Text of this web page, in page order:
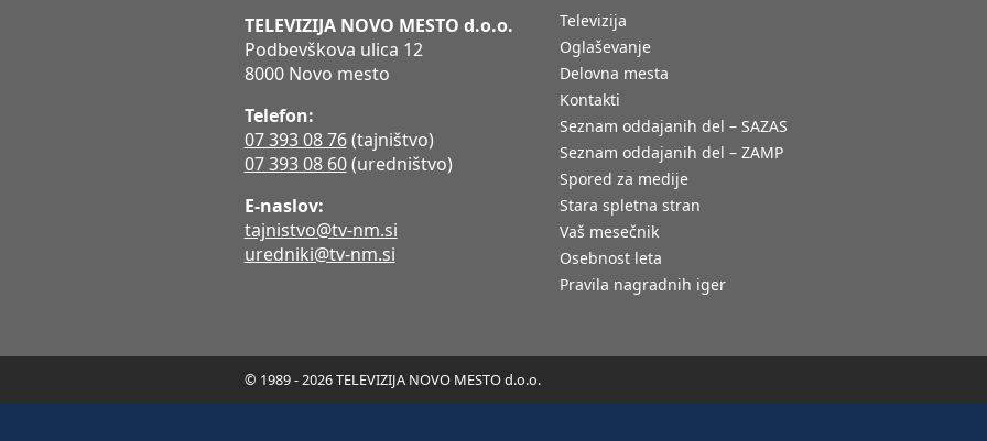
TELEVIZIJA NOVO MESTO d.o.o.
Podbevškova ulica 12
8000 Novo mesto
Telefon:
07 393 08 76(tajništvo)
07 393 08 60(uredništvo)
E-naslov:
tajnistvo@tv-nm.si
uredniki@tv-nm.si
Televizija
Oglaševanje
Delovna mesta
Kontakti
Seznam oddajanih del – SAZAS
Seznam oddajanih del – ZAMP
Spored za medije
Stara spletna stran
Vaš mesečnik
Osebnost leta
Pravila nagradnih iger
© 1989 - 2026 TELEVIZIJA NOVO MESTO d.o.o.